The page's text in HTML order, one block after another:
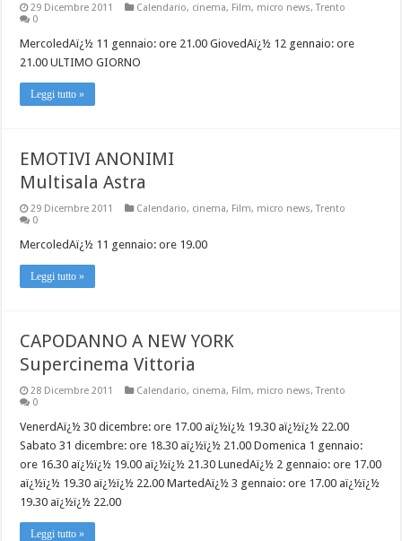
29 Dicembre 2011 Calendario, cinema, Film, micro news,Trento
0
MercoledAï¿½ 11 gennaio: ore 21.00 GiovedAï¿½ 12 gennaio: ore
21.00 ULTIMO GIORNO
Leggi tutto »
EMOTIVI ANONIMI
Multisala Astra
29 Dicembre 2011 Calendario, cinema, Film, micro news,Trento
0
MercoledAï¿½ 11 gennaio: ore 19.00
Leggi tutto »
CAPODANNO A NEW YORK
Supercinema Vittoria
28 Dicembre 2011 Calendario, cinema, Film, micro news,Trento
0
VenerdAï¿½ 30 dicembre: ore 17.00 aï¿½ï¿½ 19.30 aï¿½ï¿½ 22.00
Sabato 31 dicembre: ore 18.30 aï¿½ï¿½ 21.00 Domenica 1 gennaio:
ore 16.30 aï¿½ï¿½ 19.00 aï¿½ï¿½ 21.30 LunedAï¿½ 2 gennaio: ore 17.00
aï¿½ï¿½ 19.30 aï¿½ï¿½ 22.00 MartedAï¿½ 3 gennaio: ore 17.00 aï¿½ï¿½
19.30 aï¿½ï¿½ 22.00
Leggi tutto »